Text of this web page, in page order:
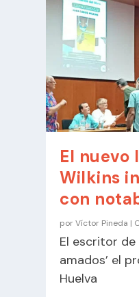
El nuevo
Wilkins
con
porVíctor Pineda |
El escritor de
amados’ el
Huelva